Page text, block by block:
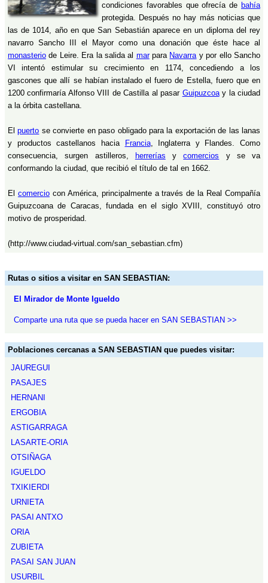
condiciones favorables que ofrecía de bahía
protegida. Después no hay más noticias que
las de 1014, año en que San Sebastián aparece en un diploma del rey
navarro Sancho III el Mayor como una donación que éste hace al
monasterio de Leire. Era la salida al marpara Navarray por ello Sancho
VI intentó estimular su crecimiento en 1174, concediendo a los
gascones que allí se habían instalado el fuero de Estella, fuero que en
1200 confirmaría Alfonso VIII de Castilla al pasar Guipuzcoay la ciudad
a la órbita castellana.
Elpuerto se convierte en paso obligado para la exportación de las lanas
y productos castellanos hacia
Francia, Inglaterra y Flandes. Como
consecuencia, surgen astilleros,
herrerías ycomercios y se va
conformando la ciudad, que recibió el título de tal en 1662.
El comerciocon América, principalmente a través de la Real Compañía
Guipuzcoana de Caracas, fundada en el siglo XVIII, constituyó otro
motivo de prosperidad.
(http://www.ciudad-virtual.com/san_sebastian.cfm)
Rutas o sitios a visitar en SAN SEBASTIAN:
El Mirador de Monte Igueldo
Comparte una ruta que se pueda hacer en SAN SEBASTIAN >>
Poblaciones cercanas a SAN SEBASTIAN que puedes visitar:
JAUREGUI
PASAJES
HERNANI
ERGOBIA
ASTIGARRAGA
LASARTE-ORIA
OTSIÑAGA
IGUELDO
TXIKIERDI
URNIETA
PASAI ANTXO
ORIA
ZUBIETA
PASAI SAN JUAN
USURBIL